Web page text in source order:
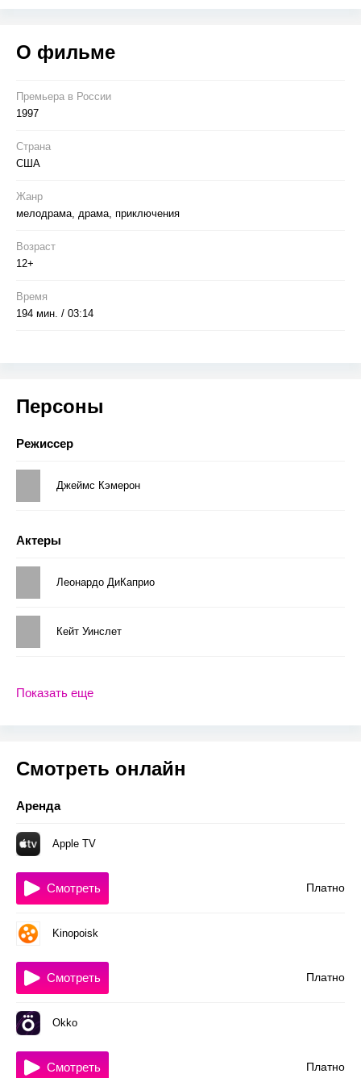
со смертью…
О фильме
Премьера в Росcии
1997
Страна
США
Жанр
мелодрама, драма, приключения
Возраст
12+
Время
194 мин. / 03:14
Персоны
Режиссер
Джеймс Кэмерон
Актеры
Леонардо ДиКаприо
Кейт Уинслет
Показать еще
Смотреть онлайн
Аренда
Apple TV
Платно
Смотреть
Kinopoisk
Платно
Смотреть
Okko
Платно
Смотреть